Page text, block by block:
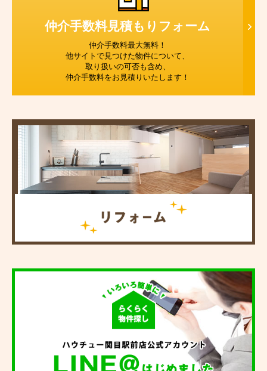
仲介手数料見積もり フォーム
仲介手数料最大無料！
他サイトで見つけた物件について、
取り扱いの可否も含め、
仲介手数料をお見積りいたします！